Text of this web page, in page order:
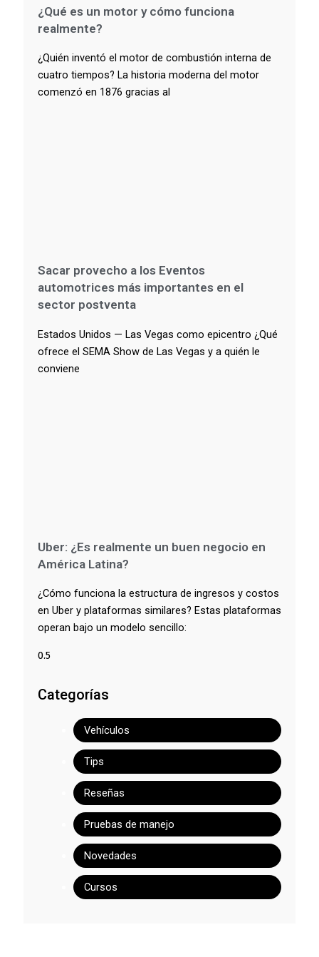
¿Qué es un motor y cómo funciona
realmente?
¿Quién inventó el motor de combustión interna de
cuatro tiempos? La historia moderna del motor
comenzó en 1876 gracias al
Sacar provecho a los Eventos
automotrices más importantes en el
sector postventa
Estados Unidos — Las Vegas como epicentro ¿Qué
ofrece el SEMA Show de Las Vegas y a quién le
conviene
Uber: ¿Es realmente un buen negocio en
América Latina?
¿Cómo funciona la estructura de ingresos y costos
en Uber y plataformas similares? Estas plataformas
operan bajo un modelo sencillo:
Categorías
Vehículos
Tips
Reseñas
Pruebas de manejo
Novedades
Cursos